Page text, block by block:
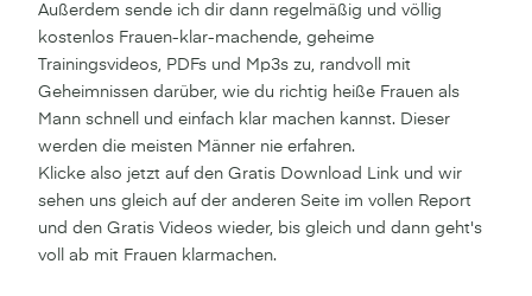
Außerdem sende ich dir dann regelmäßig und völlig
kostenlos Frauen-klar-machende, geheime
Trainingsvideos, PDFs und Mp3s zu, randvoll mit
Geheimnissen darüber, wie du richtig heiße Frauen als
Mann schnell und einfach klar machen kannst. Dieser
werden die meisten Männer nie erfahren.
Klicke also jetzt auf den Gratis Download Link und wir
sehen uns gleich auf der anderen Seite im vollen Report
und den Gratis Videos wieder, bis gleich und dann geht's
voll ab mit Frauen klarmachen.